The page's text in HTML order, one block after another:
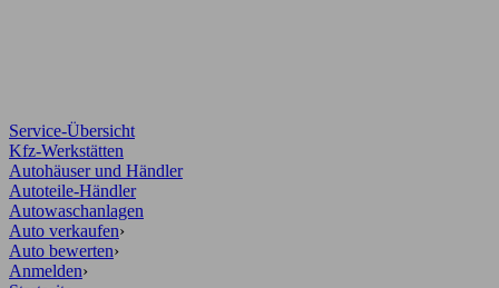
Service-Übersicht
Kfz-Werkstätten
Autohäuser und Händler
Autoteile-Händler
Autowaschanlagen
Auto verkaufen›
Auto bewerten›
Anmelden›